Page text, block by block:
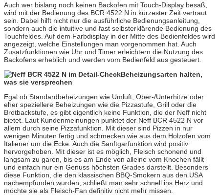
Auch wer bislang noch keinen Backofen mit Touch-Display besaß,
wird mit der Bedienung des BCR 4522 N in kürzester Zeit vertraut
sein. Dabei hilft nicht nur die ausführliche Bedienungsanleitung,
sondern auch die intuitive und fast selbsterklärende Bedienung des
Touchfeldes. Auf dem Farbdisplay in der Mitte des Bedienfeldes wird
angezeigt, welche Einstellungen man vorgenommen hat. Auch
Zusatzfunktionen wie Uhr und Timer erleichtern die Nutzung des
Backofens erheblich und werden vom Bedienfeld aus gesteuert.
Beheizungsarten halten,
was sie versprechen
Egal ob Standardbeheizungen wie Umluft, Ober-/Unterhitze oder
eher speziellere Beheizungen wie die Pizzastufe, Grill oder die
Brotbackstufe, es gibt eigentlich keine Funktion, die der Neff nicht
bietet. Laut Kundenmeinungen punktet der Neff BCR 4522 N vor
allem durch seine Pizzafunktion. Mit dieser sind Pizzen in nur
wenigen Minuten fertig und schmecken wie aus dem Holzofen vom
Italiener um die Ecke. Auch die Sanftgarfunktion wird positiv
hervorgehoben. Mit dieser ist es möglich, Fleisch schonend und
langsam zu garen, bis es am Ende von alleine vom Knochen fällt
und einfach nur ein Genuss höchsten Grades darstellt. Besonders
diese Funktion, die den klassischen BBQ-Smokern aus den USA
nachempfunden wurden, schließt man sehr schnell ins Herz und
möchte sie als Fleisch-Fan definitiv nicht mehr missen.